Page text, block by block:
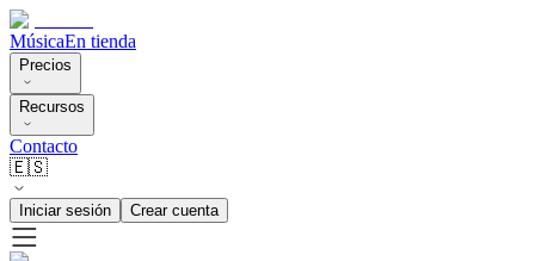
MúsicaEn tienda
Precios
Recursos
Contacto
🇪🇸
Iniciar sesión Crear cuenta